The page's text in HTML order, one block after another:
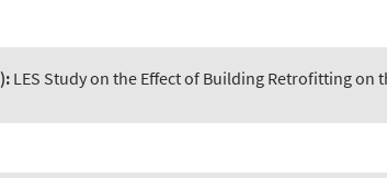
LES Study on the Effect of Building Retrofitting on